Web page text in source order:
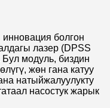
болгон
лазер (DPSS
модуль, биздин
жөн гана катуу
натыйжалуулукту
насостук жарык